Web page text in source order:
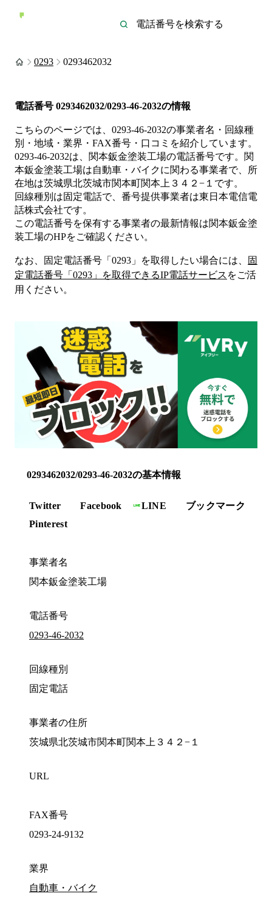
0293 0293462032
電話番号 0293462032/0293-46-2032の情報
こちらのページでは、 0293-46-2032の事業者名・回線種
別・地域・業界・FAX番号・口コミを紹介しています。
0293-46-2032は、 関本鈑金塗装工場の電話番号です。 関
本鈑金塗装工場は自動車・バイクに関わる事業者で、所
在地は茨城県北茨城市関本町関本上３４２−１ です。
回線種別は固定電話で、番号提供事業者は東日本電信電
話株式会社です。
この電話番号を保有する事業者の最新情報は関本鈑金塗
装工場のHPをご確認ください。
なお、固定電話番号「 0293 」を取得したい場合には、
固
定電話番号「 0293 」を取得できるIP電話サービス をご活
用ください。
0293462032/0293-46-2032の基本情報
Twitter Facebook LINE
ブックマーク
Pinterest
事業者名
関本鈑金塗装工場
電話番号
0293-46-2032
回線種別
固定電話
事業者の住所
茨城県北茨城市関本町関本上３４２−１
URL
FAX番号
0293-24-9132
業界
自動車・バイク